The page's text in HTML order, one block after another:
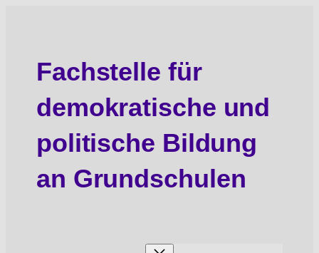
Fachstelle für
demokratische und
politische Bildung
an Grundschulen